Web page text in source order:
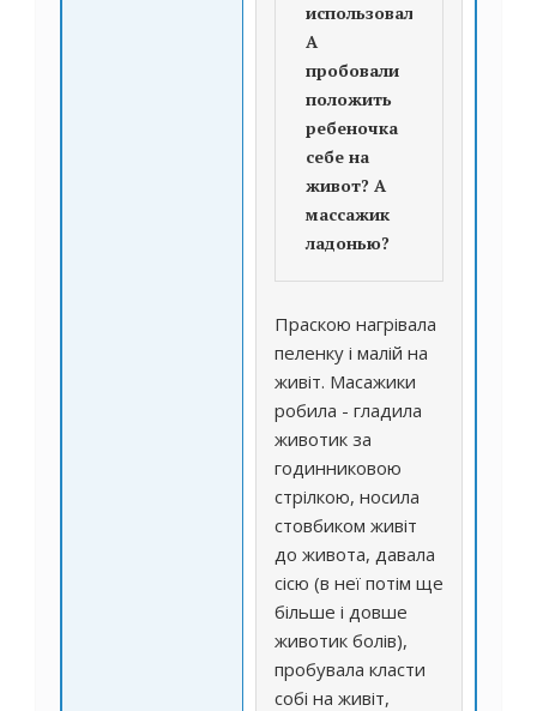
использовали?
А
пробовали
положить
ребеночка
себе на
живот? А
массажик
ладонью?
Праскою нагрівала
пеленку і малій на
живіт. Масажики
робила - гладила
животик за
годинниковою
стрілкою, носила
стовбиком живіт
до живота, давала
сісю (в неї потім ще
більше і довше
животик болів),
пробувала класти
собі на живіт,